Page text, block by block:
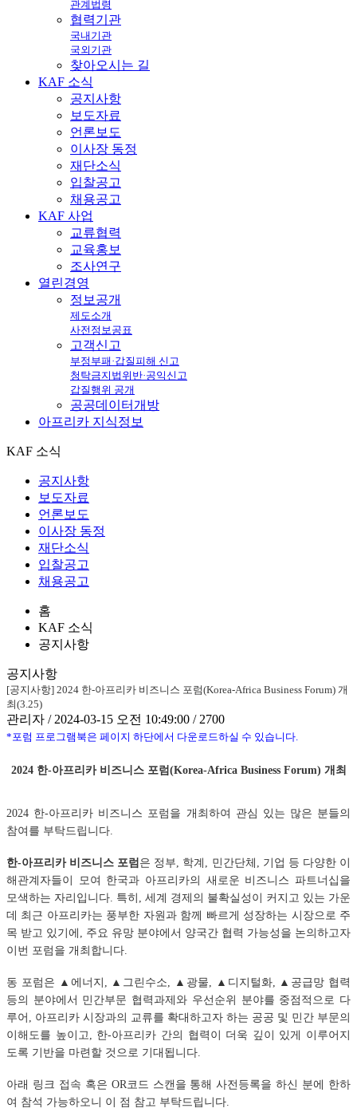
관계법령
협력기관
국내기관
국외기관
찾아오시는 길
KAF 소식
공지사항
보도자료
언론보도
이사장 동정
재단소식
입찰공고
채용공고
KAF 사업
교류협력
교육홍보
조사연구
열린경영
정보공개
제도소개
사전정보공표
고객신고
부정부패·갑질피해 신고
청탁금지법위반·공익신고
갑질행위 공개
공공데이터개방
아프리카 지식정보
KAF 소식
공지사항
보도자료
언론보도
이사장 동정
재단소식
입찰공고
채용공고
홈
KAF 소식
공지사항
공지사항
[공지사항] 2024 한-아프리카 비즈니스 포럼(Korea-Africa Business Forum) 개
최(3.25)
관리자 / 2024-03-15 오전 10:49:00 / 2700
*포럼 프로그램북은 페이지 하단에서 다운로드하실 수 있습니다.
2024 한-아프리카 비즈니스 포럼(Korea-Africa Business Forum) 개최
2024 한-아프리카 비즈니스 포럼을 개최하여 관심 있는 많은 분들의
참여를 부탁드립니다.
한-아프리카 비즈니스 포럼 은 정부, 학계, 민간단체, 기업 등 다양한 이
해관계자들이 모여 한국과 아프리카의 새로운 비즈니스 파트너십을
모색하는 자리입니다. 특히, 세계 경제의 불확실성이 커지고 있는 가운
데 최근 아프리카는 풍부한 자원과 함께 빠르게 성장하는 시장으로 주
목 받고 있기에, 주요 유망 분야에서 양국간 협력 가능성을 논의하고자
이번 포럼을 개최합니다.
동 포럼은 ▲에너지, ▲그린수소, ▲광물, ▲디지털화, ▲공급망 협력
등의 분야에서 민간부문 협력과제와 우선순위 분야를 중점적으로 다
루어, 아프리카 시장과의 교류를 확대하고자 하는 공공 및 민간 부문의
이해도를 높이고, 한-아프리카 간의 협력이 더욱 깊이 있게 이루어지
도록 기반을 마련할 것으로 기대됩니다.
아래 링크 접속 혹은 OR코드 스캔을 통해 사전등록을 하신 분에 한하
여 참석 가능하오니 이 점 참고 부탁드립니다.